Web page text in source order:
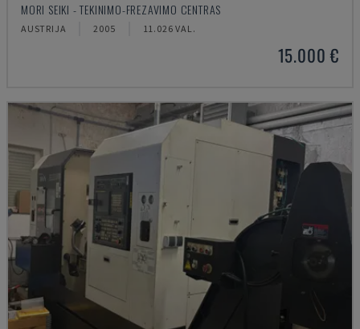
MORI SEIKI - TEKINIMO-FREZAVIMO CENTRAS
AUSTRIJA 2005 11.026 VAL.
15.000 €